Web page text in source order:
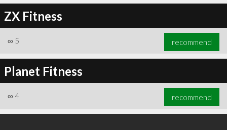
ZX Fitness
∞ 5 recommend
Planet Fitness
∞ 4 recommend